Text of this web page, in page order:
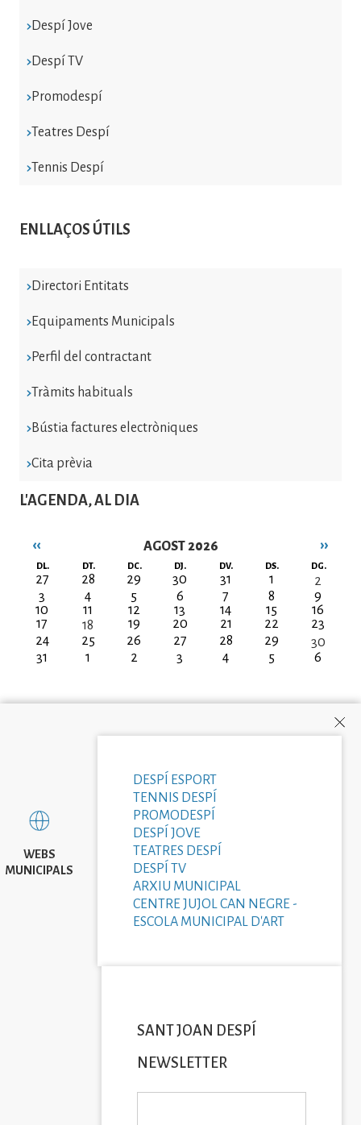
Despí Jove
Despí TV
Promodespí
Teatres Despí
Tennis Despí
ENLLAÇOS ÚTILS
Directori Entitats
Equipaments Municipals
Perfil del contractant
Tràmits habituals
Bústia factures electròniques
Cita prèvia
L'AGENDA, AL DIA
AGOST 2026
Paginació
‹‹ ››
DL. DT. DC. DJ. DV. DS. DG.
27 28 29 30 31 1
2
3
4 5 6 7 8
9
10
11 12 13 14 15
16
17
18 19 20 21 22
23
24
25 26 27 28 29
30
31
1 2 3 4 5 6
WEBS
MUNICIPALS
DESPÍ ESPORT
TENNIS DESPÍ
PROMODESPÍ
DESPÍ JOVE
TEATRES DESPÍ
DESPÍ TV
ARXIU MUNICIPAL
CENTRE JUJOL CAN NEGRE -
ESCOLA MUNICIPAL D'ART
SANT JOAN DESPÍ
NEWSLETTER